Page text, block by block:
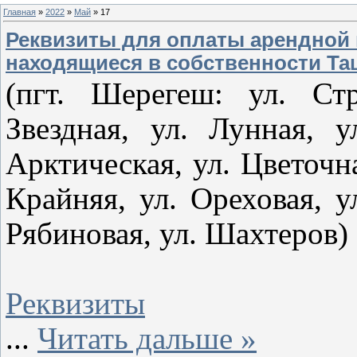
Главная » 2022 » Май » 17
Реквизиты для оплаты арендной
находящиеся в собственности
(пгт. Шерегеш: ул.
Звездная, ул. Лунная,
Арктическая, ул.
Крайняя, ул. Ореховая,
Рябиновая, ул. Шахтеров)
Реквизиты
... Читать дальше »